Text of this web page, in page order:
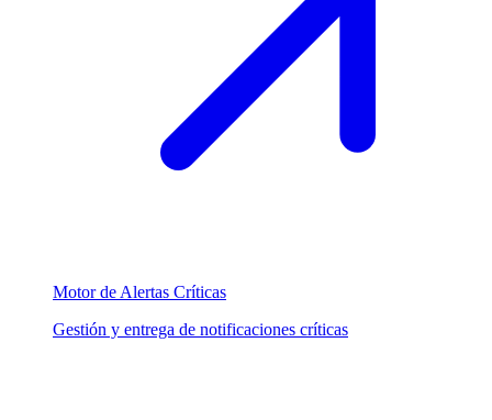
Motor de Alertas Críticas
Gestión y entrega de notificaciones críticas